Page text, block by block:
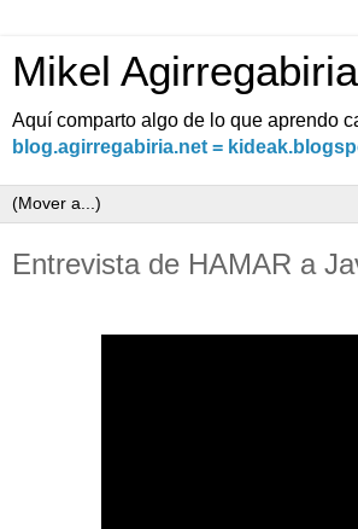
Mikel Agirregabiria
Aquí comparto algo de lo que aprendo
blog.agirregabiria.net =
Entrevista de HAMAR a